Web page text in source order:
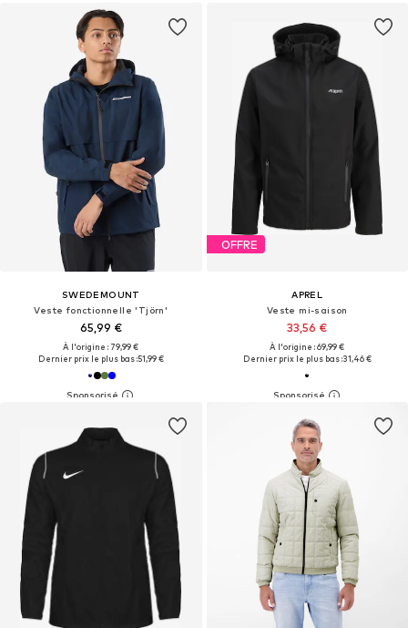
SWEDEMOUNT
Veste fonctionnelle 'Tjörn'
65,99 €
À l'origine : 79,99 €
Dernier prix le plus bas :51,99 €
OFFRE
APREL
Veste mi-saison
33,56 €
À l'origine : 69,99 €
Dernier prix le plus bas :31,46 €